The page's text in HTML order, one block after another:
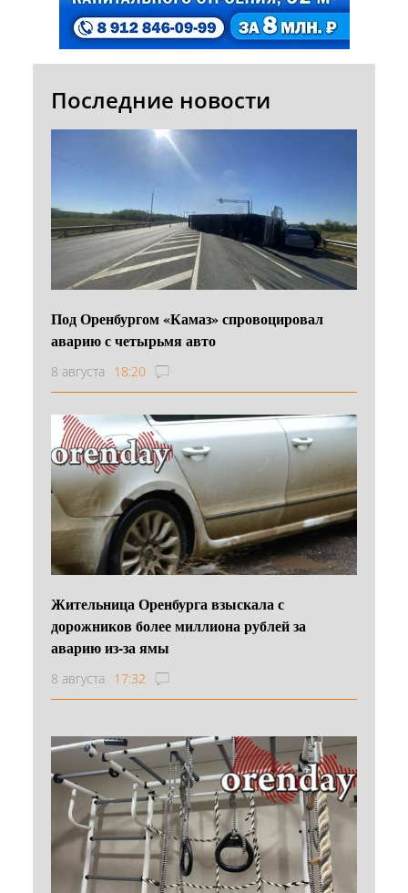
Последние новости
Под Оренбургом «Камаз» спровоцировал
аварию с четырьмя авто
8 августа 18:20
Жительница Оренбурга взыскала с
дорожников более миллиона рублей за
аварию из-за ямы
8 августа 17:32